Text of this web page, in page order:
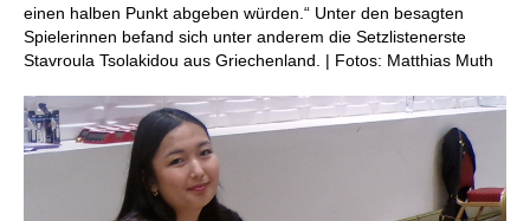
einen halben Punkt abgeben würden.“ Unter den besagten
Spielerinnen befand sich unter anderem die Setzlistenerste
Stavroula Tsolakidou aus Griechenland. | Fotos: Matthias Muth